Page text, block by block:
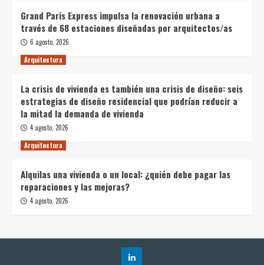
Grand Paris Express impulsa la renovación urbana a
través de 68 estaciones diseñadas por arquitectos/as
6 agosto, 2026
Arquitectura
La crisis de vivienda es también una crisis de diseño: seis
estrategias de diseño residencial que podrían reducir a
la mitad la demanda de vivienda
4 agosto, 2026
Arquitectura
Alquilas una vivienda o un local: ¿quién debe pagar las
reparaciones y las mejoras?
4 agosto, 2026